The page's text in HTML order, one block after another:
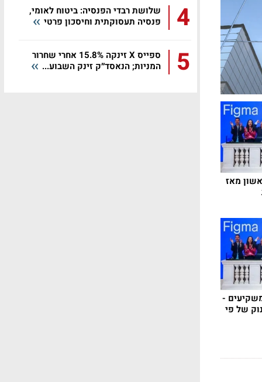
מאז
-
של פי
4
שלושת רבדי הפנסיה: ביטוח לאומי,
פנסיה תעסוקתית וחיסכון פרטי
5
ספייס X זינקה 15.8% אחרי שחרור
המניות; הנאסד״ק זינק השבוע...